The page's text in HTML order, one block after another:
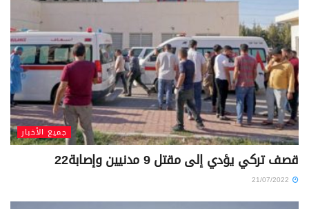
جميع الأخبار
قصف تركي يؤدي إلى مقتل 9 مدنيين وإصابة22